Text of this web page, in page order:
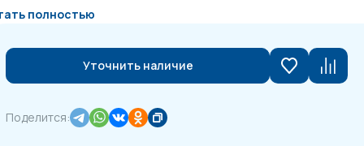
полностью
Уточнить наличие
Поделится: